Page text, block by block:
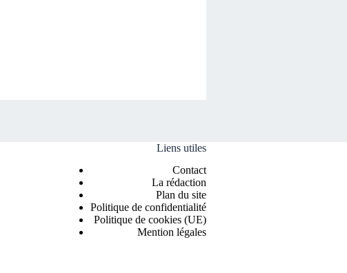
Liens utiles
Contact
La rédaction
Plan du site
Politique de confidentialité
Politique de cookies (UE)
Mention légales